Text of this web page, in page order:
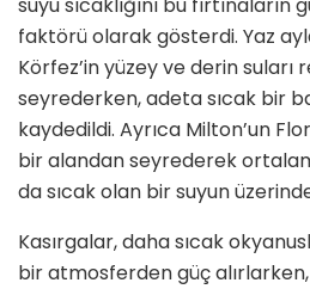
suyu sıcaklığını bu
faktörü olarak gösterdi. Yaz
Körfez’in yüzey ve derin suları
seyrederken, adeta sıcak bir
kaydedildi. Ayrıca Milton’un
bir alandan seyrederek
da sıcak olan bir suyun
Kasırgalar, daha sıcak
bir atmosferden güç alırlarken,